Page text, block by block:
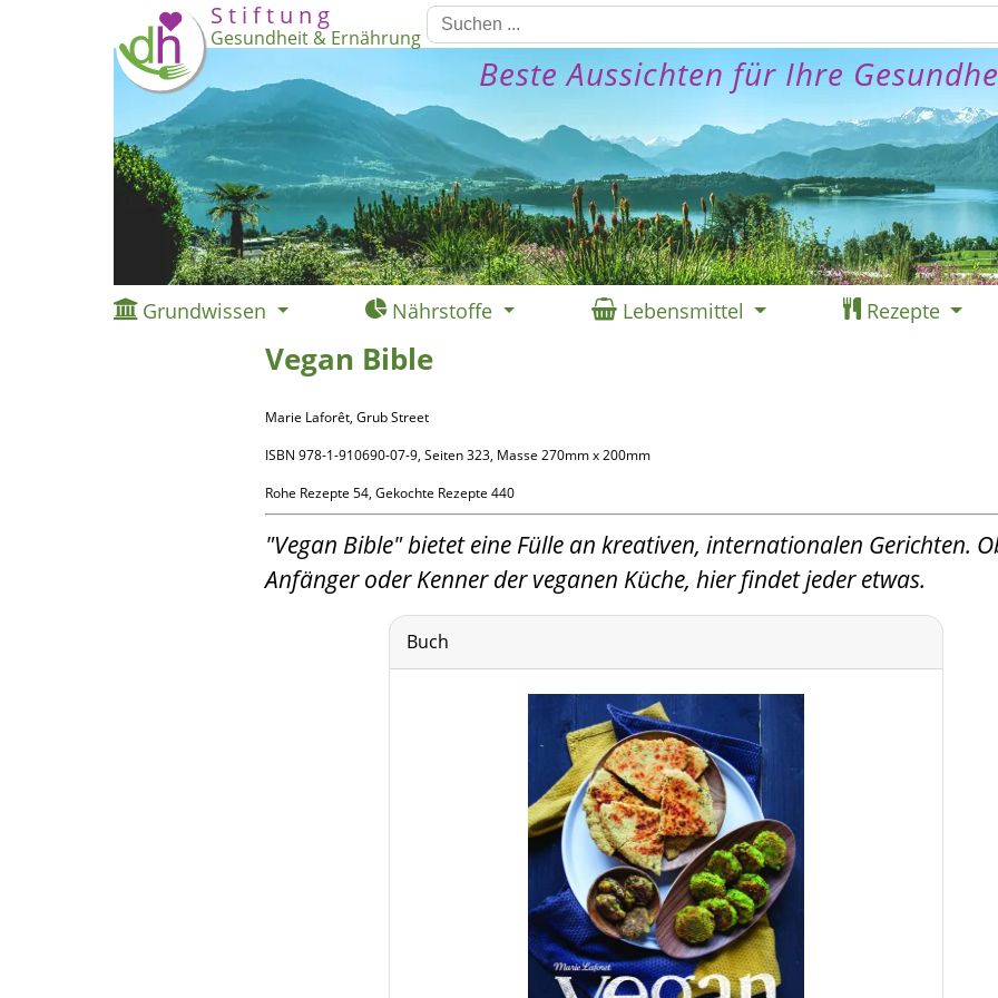
S t i f t u n g
Gesundheit & Ernährung
Beste Aussichten für Ihre
Grundwissen Nährstoffe Lebensmittel Rezepte
Vegan Bible
Marie Laforêt, Grub Street
ISBN 978-1-910690-07-9, Seiten 323, Masse 270mm x 200mm
Rohe Rezepte 54, Gekochte Rezepte 440
"Vegan Bible" bietet eine Fülle an kreativen, internationalen Gerichten.
Anfänger oder Kenner der veganen Küche, hier findet jeder etwas.
Buch